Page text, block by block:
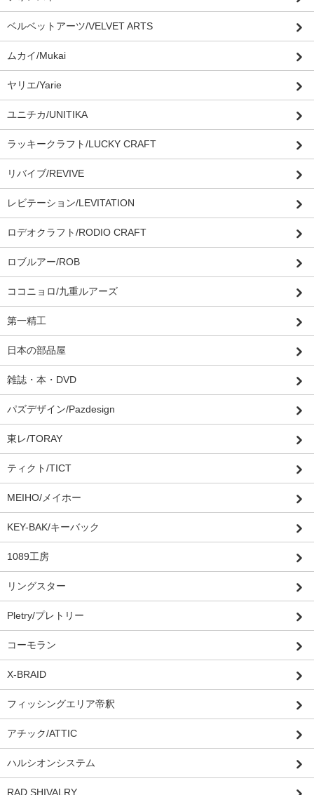
ベルベットアーツ/VELVET ARTS
ムカイ/Mukai
ヤリエ/Yarie
ユニチカ/UNITIKA
ラッキークラフト/LUCKY CRAFT
リバイブ/REVIVE
レビテーション/LEVITATION
ロデオクラフト/RODIO CRAFT
ロブルアー/ROB
ココニョロ/九重ルアーズ
第一精工
日本の部品屋
雑誌・本・DVD
パズデザイン/Pazdesign
東レ/TORAY
ティクト/TICT
MEIHO/メイホー
KEY-BAK/キーバック
1089工房
リングスター
Pletry/プレトリー
コーモラン
X-BRAID
フィッシングエリア帝釈
アチック/ATTIC
ハルシオンシステム
RAD SHIVALRY